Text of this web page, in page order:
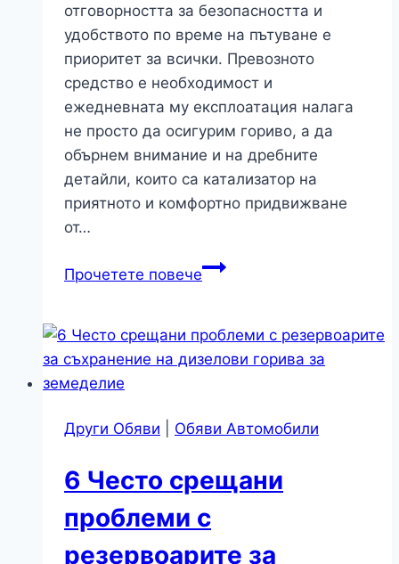
отговорността за безопасността и
удобството по време на пътуване е
приоритет за всички. Превозното
средство е необходимост и
ежедневната му експлоатация налага
не просто да осигурим гориво, а да
обърнем внимание и на дребните
детайли, които са катализатор на
приятното и комфортно придвижване
от…
Прочетете повечеОт
са
автоаксесоарите
пътуване
Други Обяви Обяви Автомобили
6 Често срещани
проблеми с
резервоарите за